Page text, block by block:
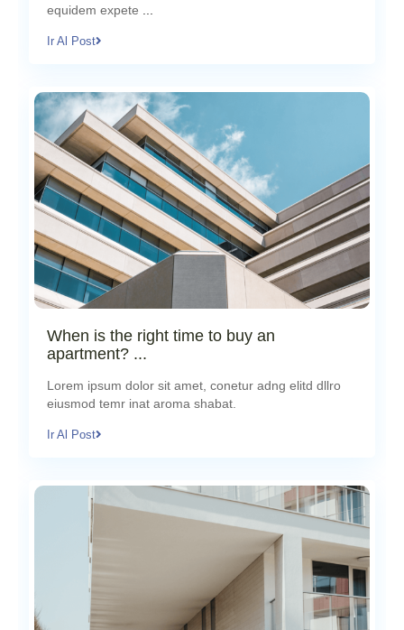
equidem expete
Ir Al Post
When is the right time to buy an
apartment? ...
agosto 22, 2024
Lorem ipsum dolor sit amet, conetur adng elitd dllro
eiusmod temr inat aroma shabat.
Ir Al Post